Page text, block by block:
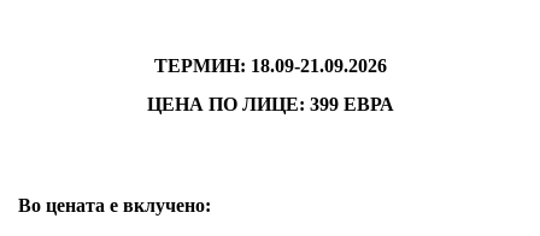
ТЕРМИН: 18.09-21.09.2026
ЦЕНА ПО ЛИЦЕ: 399 ЕВРА
Во цената е вклучено: